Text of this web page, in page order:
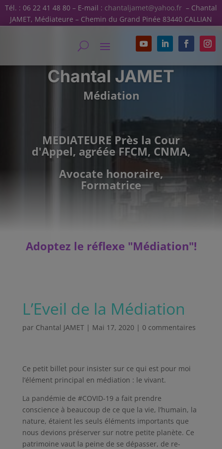
Tél. : 06 22 41 48 80 – E-mail : chantaljamet@yahoo.fr – Chantal
JAMET, Médiateure – Chemin du Grand Pinée 83440 CALLIAN
Chantal JAMET
Médiation
MEDIATEURE Près la Cour
d'Appel, agréée FFCM, CNMA,
Avocate honoraire,
Formatrice
Adoptez le réflexe "Médiation"!
L’Eveil de la Médiation
par Chantal JAMET| Mai 17, 2020 | 0 commentaires
Ce petit billet pour insister sur ce qui est pour moi
l’élément principal en médiation : le vivant.
La pandémie de #COVID-19 a fait prendre
conscience à beaucoup de ce que la vie, l’humain, la
nature, étaient les seuls éléments importants que
nous devions préserver sur notre petite planète. Ce
patrimoine vaut la peine de se dépasser, de re-